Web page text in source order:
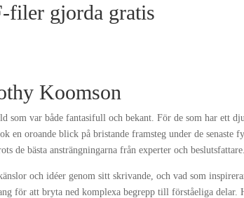
filer gjorda gratis
Koomson
som var både fantasifull och bekant. För de som har ett
en oroande blick på bristande framsteg under de senaste
de bästa ansträngningarna från experter och beslutsfattare.
och idéer genom sitt skrivande, och vad som
för att bryta ned komplexa begrepp till förståeliga delar.